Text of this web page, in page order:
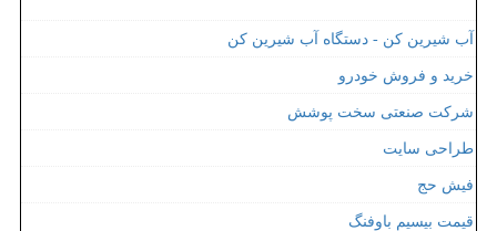
آب شیرین کن - دستگاه آب شیرین کن
خرید و فروش خودرو
شرکت صنعتی سخت پوشش
طراحی سایت
فیش حج
قیمت بیسیم باوفنگ